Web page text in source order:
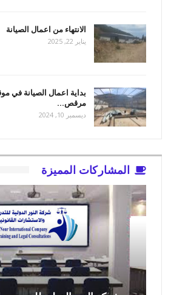
الانتهاء من اعمال الصيانة
يناير 22, 2025
بداية اعمال الصيانة في
مرقص…
ديسمبر 10, 2024
المشاركات المميزة